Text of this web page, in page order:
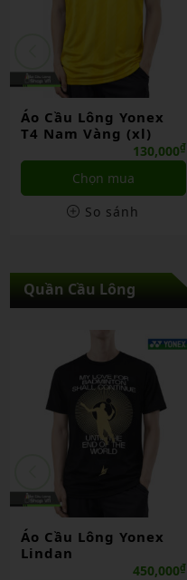
Áo Cầu Lông Yonex
T4 Nam Vàng (xl)
130,000₫
Chọn mua
So sánh
Quần Cầu Lông
Áo Cầu Lông Yonex
Lindan
450,000₫